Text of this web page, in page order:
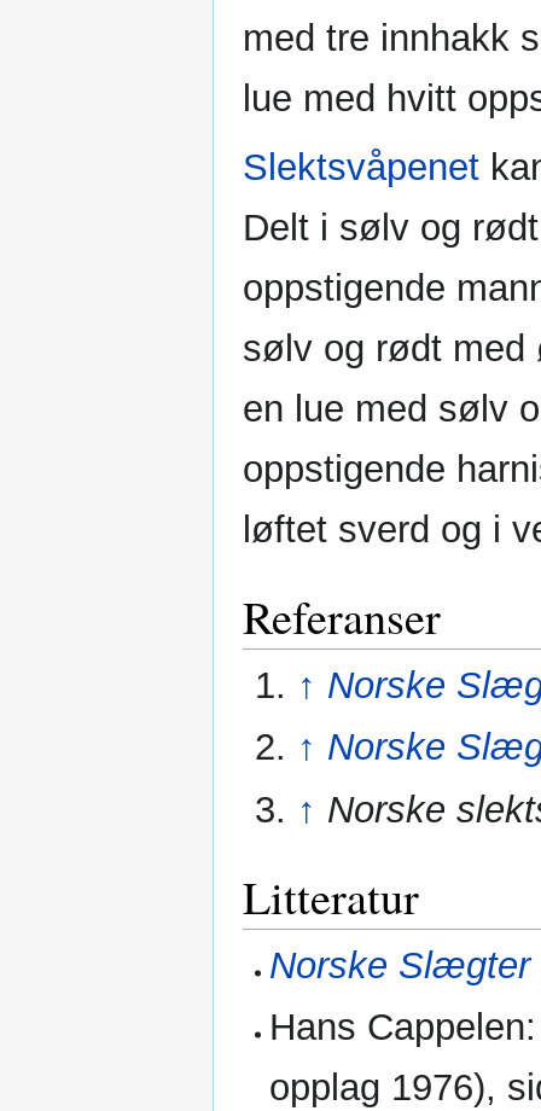
med tre innhakk
lue med hvitt
Slektsvåpenet
Delt i sølv og
oppstigende
sølv og rødt
en lue med sølv
oppstigende
løftet sverd og i
Referanser
↑ Norske
↑ Norske
↑ Norske
Litteratur
Norske Slægter
Hans
opplag 1976),